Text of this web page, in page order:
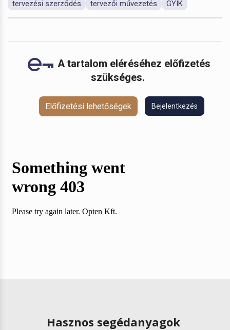
tervezési szerződés
tervezői művezetés GYIK
A tartalom eléréséhez előfizetés
szükséges.
Előfizetési lehetőségek Bejelentkezés
Hasznos segédanyagok